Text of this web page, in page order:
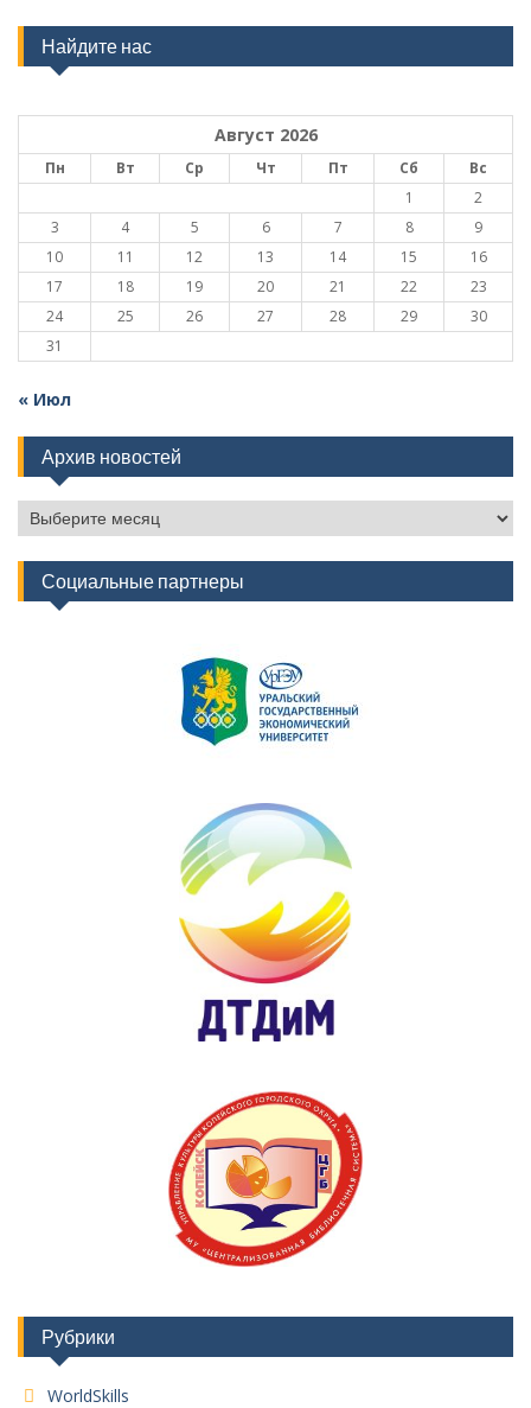
Найдите нас
Август 2026
Пн Вт Ср Чт Пт Сб
Вс
1
2
3
4 5 6 7 8
9
10
11 12 13 14 15
16
17
18 19 20 21 22
23
24
25 26 27 28 29
30
31
« Июл
Архив новостей
Архив
новостей
Социальные партнеры
Рубрики
WorldSkills